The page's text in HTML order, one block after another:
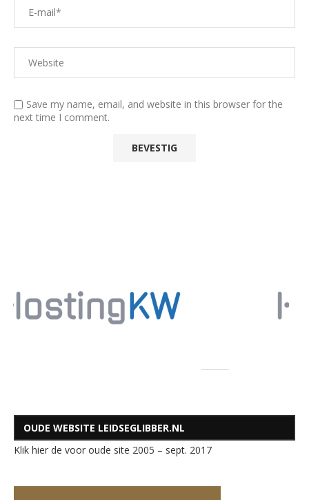
Save my name, email, and website in this browser for the
next time I comment.
OUDE WEBSITE LEIDSEGLIBBER.NL
Klik hier de voor oude site 2005 – sept. 2017